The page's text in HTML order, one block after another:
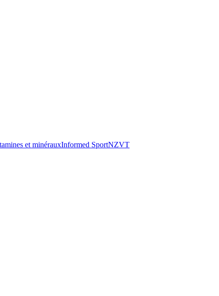
et minérauxInformed SportNZVT